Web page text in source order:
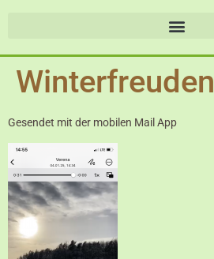
Winterfreuden
Gesendet mit der mobilen Mail App